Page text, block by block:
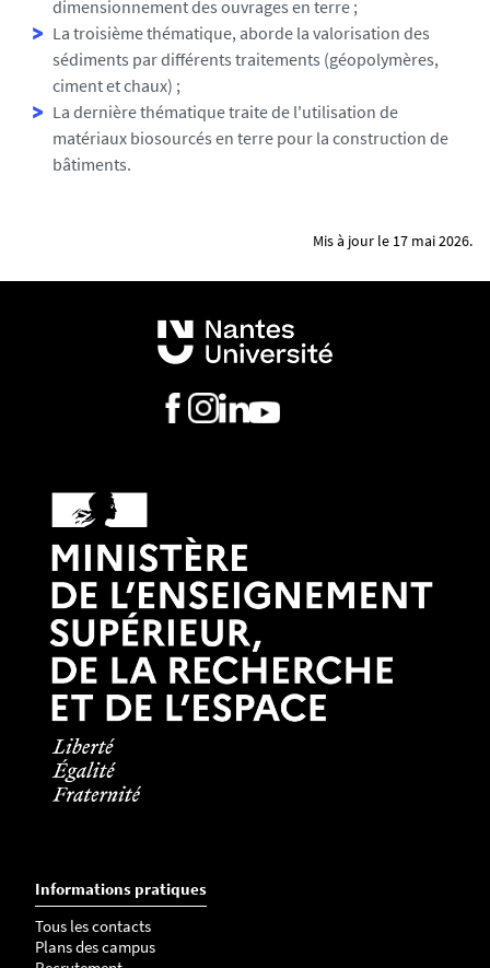
dimensionnement des ouvrages en terre ;
La troisième thématique, aborde la valorisation des
sédiments par différents traitements (géopolymères,
ciment et chaux) ;
La dernière thématique traite de l'utilisation de
matériaux biosourcés en terre pour la construction de
bâtiments.
Mis à jour le 17 mai 2026.
Informations pratiques
Tous les contacts
Plans des campus